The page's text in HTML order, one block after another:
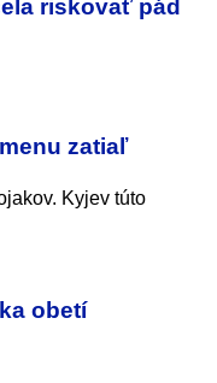
riskovať pád
zatiaľ
Kyjev túto
obetí